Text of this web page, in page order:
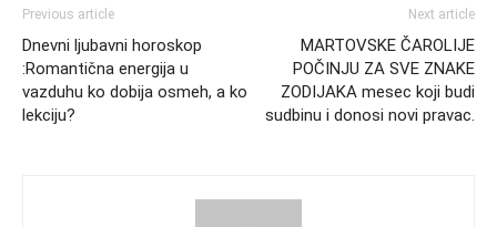
Previous article
Dnevni ljubavni horoskop
:Romantična energija u
vazduhu ko dobija osmeh, a ko
lekciju?
Next article
MARTOVSKE ČAROLIJE
POČINJU ZA SVE ZNAKE
ZODIJAKA mesec koji budi
sudbinu i donosi novi pravac.